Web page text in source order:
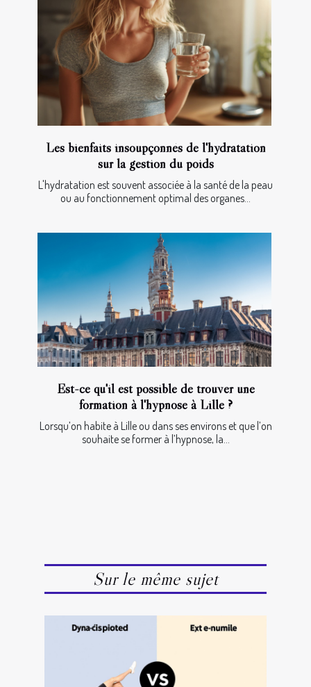
Les bienfaits insoupçonnés de l'hydratation
sur la gestion du poids
L'hydratation est souvent associée à la santé de la peau
ou au fonctionnement optimal des organes...
Est-ce qu'il est possible de trouver une
formation à l'hypnose à Lille ?
Lorsqu’on habite à Lille ou dans ses environs et que l’on
souhaite se former à l’hypnose, la...
Sur le même sujet